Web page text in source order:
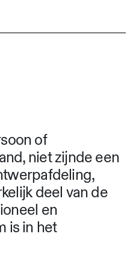
of
niet zijnde een
deel van de
en
is in het